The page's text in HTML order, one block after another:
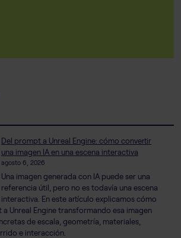
Del prompt a Unreal Engine: cómo convertir
una imagen IA en una escena interactiva
agosto 6, 2026
Una imagen generada con IA puede ser una
referencia útil, pero no es todavía una escena
interactiva. En este artículo explicamos cómo
Unreal Engine transformando esa imagen
de escala, geometría, materiales,
e interacción.